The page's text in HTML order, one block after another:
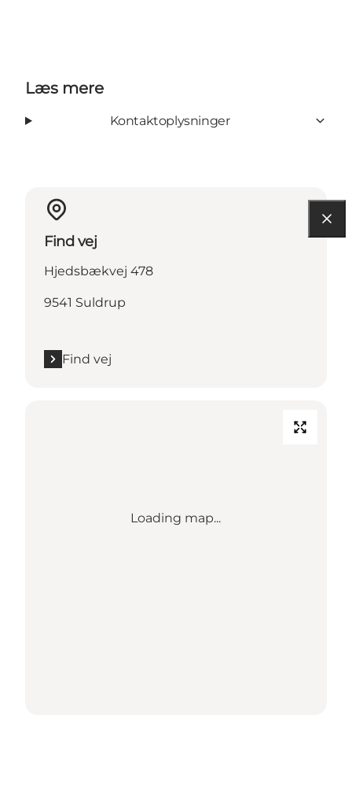
Læs mere
Kontaktoplysninger
Find vej
Hjedsbækvej 478
9541 Suldrup
Find vej
Loading map...